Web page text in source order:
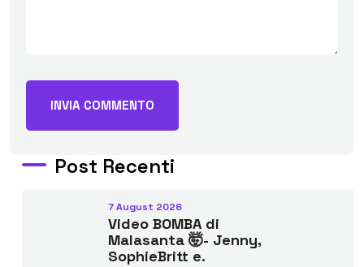
Post Recenti
7 August 2026
Video BOMBA di
Malasanta 🤯- Jenny,
SophieBritt e.